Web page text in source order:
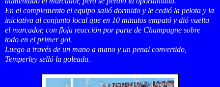
En el complemento el equipo salió dormido y le cedió la pelota y la
iniciativa al conjunto local que en 10 minutos empató y dió vuelta
el marcador, con floja reacción por parte de Champagne sobre
todo en el primer gol.
Luego a través de un mano a mano y un penal convertido,
Temperley selló la goleada.